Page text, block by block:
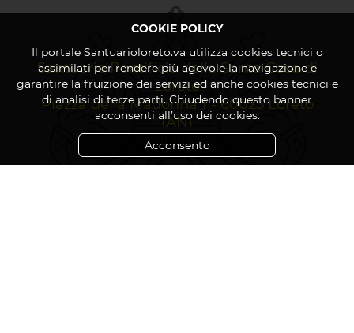
Santuario Pontificio della Santa Casa di
Loreto
Piazza della Madonna 1 - 60025 Loreto
(AN)
Italia
COOKIE POLICY
Il portale Santuarioloreto.va utilizza cookies tecnici o
assimilati per rendere più agevole la navigazione e
garantire la fruizione dei servizi ed anche cookies tecnici e
di analisi di terze parti. Chiudendo questo banner
acconsenti all’uso dei cookies.
Acconsento